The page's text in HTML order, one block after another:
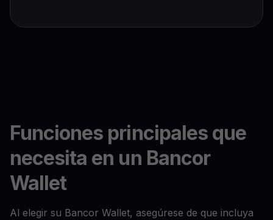
Funciones principales que
necesita en un Bancor
Wallet
Al elegir su Bancor Wallet, asegúrese de que incluya